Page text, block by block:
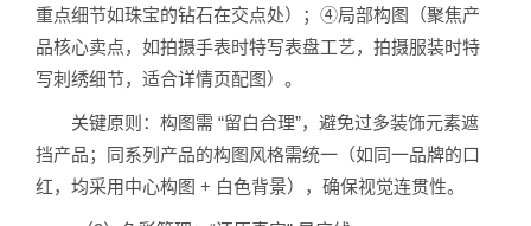
重点细节如珠宝的钻石在交点处）；④局部构图（聚焦产
品核心卖点，如拍摄手表时特写表盘工艺，拍摄服装时特
写刺绣细节，适合详情页配图）。
关键原则：构图需 “留白合理”，避免过多装饰元素遮
挡产品；同系列产品的构图风格需统一（如同一品牌的口
红，均采用中心构图 + 白色背景），确保视觉连贯性。